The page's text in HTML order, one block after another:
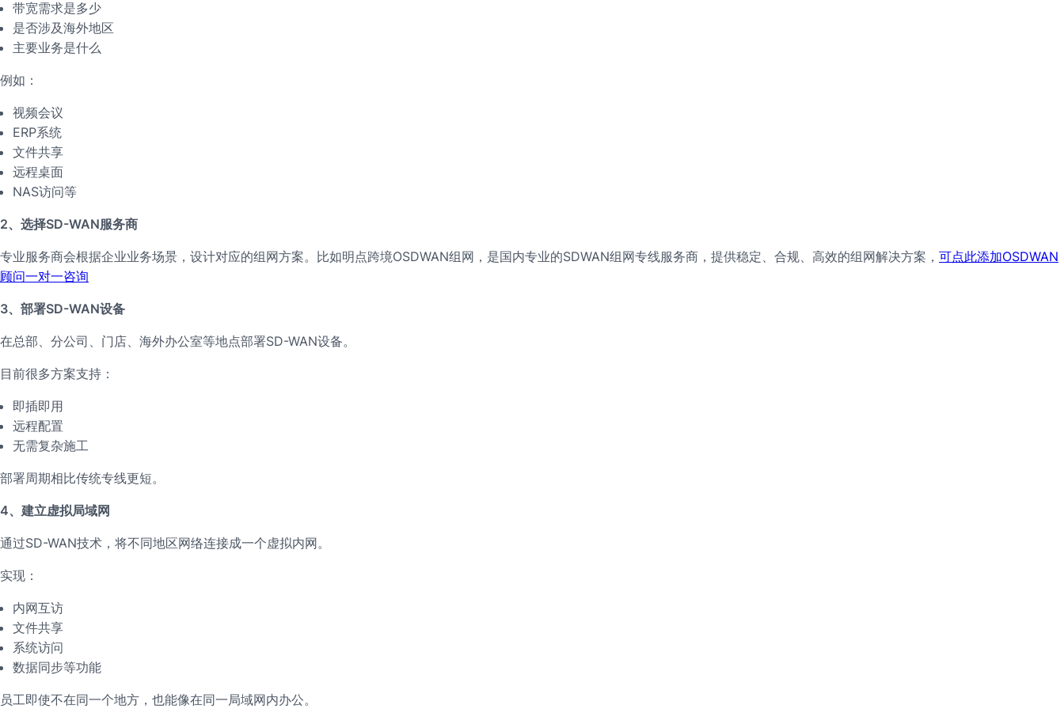
带宽需求是多少
是否涉及海外地区
主要业务是什么
例如：
视频会议
ERP系统
文件共享
远程桌面
NAS访问等
2、选择SD-WAN服务商
专业服务商会根据企业业务场景，设计对应的组网方案。比如明点跨境OSDWAN组网，是国内专业的SDWAN组网专线服务商，提供稳定、合规、高效的组网解决方案， 可点此添加OSDWAN
顾问一对一咨询
3、部署SD-WAN设备
在总部、分公司、门店、海外办公室等地点部署SD-WAN设备。
目前很多方案支持：
即插即用
远程配置
无需复杂施工
部署周期相比传统专线更短。
4、建立虚拟局域网
通过SD-WAN技术，将不同地区网络连接成一个虚拟内网。
实现：
内网互访
文件共享
系统访问
数据同步等功能
员工即使不在同一个地方，也能像在同一局域网内办公。